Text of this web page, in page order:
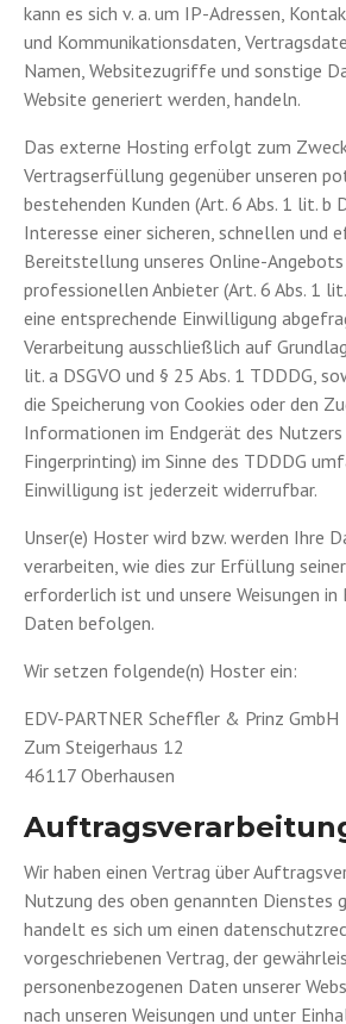
kann es sich v. a. um IP-Adressen,
und Kommunikationsdaten,
Namen, Websitezugriffe und sonstige
Website generiert werden, handeln.
Das externe Hosting erfolgt zum
Vertragserfüllung gegenüber unseren
bestehenden Kunden (Art. 6 Abs. 1 lit. b
Interesse einer sicheren, schnellen und
Bereitstellung unseres Online-Angebots
professionellen Anbieter (Art. 6 Abs. 1
eine entsprechende Einwilligung
Verarbeitung ausschließlich auf
lit. a DSGVO und § 25 Abs. 1 TDDDG,
die Speicherung von Cookies oder den
Informationen im Endgerät des Nutzers
Fingerprinting) im Sinne des TDDDG
Einwilligung ist jederzeit widerrufbar.
Unser(e) Hoster wird bzw. werden Ihre
verarbeiten, wie dies zur Erfüllung
erforderlich ist und unsere Weisungen in
Daten befolgen.
Wir setzen folgende(n) Hoster ein:
EDV-PARTNER Scheffler & Prinz GmbH
Zum Steigerhaus 12
46117 Oberhausen
Wir haben einen Vertrag über
Nutzung des oben genannten Dienstes
handelt es sich um einen
vorgeschriebenen Vertrag, der
personenbezogenen Daten unserer
nach unseren Weisungen und unter